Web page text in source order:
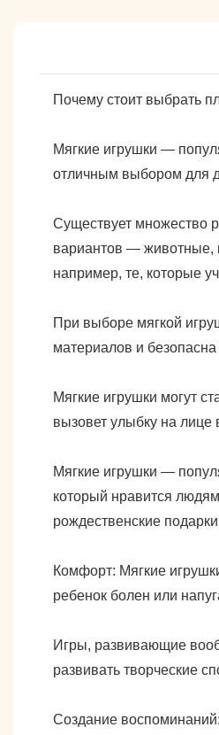
Почему стоит выбрать
Мягкие игрушки —
отличным выбором для
Существует множество
вариантов — животные,
например, те, которые
При выборе мягкой
материалов и безопасна
Мягкие игрушки могут
вызовет улыбку на лице
Мягкие игрушки —
который нравится
рождественские
Комфорт: Мягкие
ребенок болен или
Игры, развивающие
развивать творческие
Создание